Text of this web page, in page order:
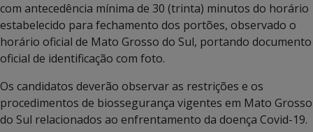
com antecedência mínima de 30 (trinta) minutos do horário
estabelecido para fechamento dos portões, observado o
horário oficial de Mato Grosso do Sul, portando documento
oficial de identificação com foto.
Os candidatos deverão observar as restrições e os
procedimentos de biossegurança vigentes em Mato Grosso
do Sul relacionados ao enfrentamento da doença Covid-19.